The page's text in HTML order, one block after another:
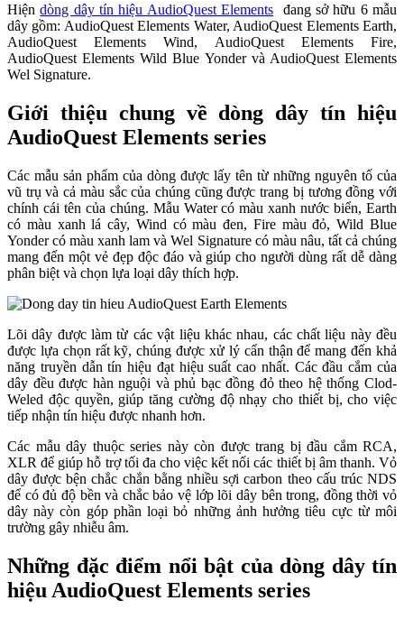
Hiệndòng dây tín hiệu AudioQuest Elements đang sở hữu 6 mẫu
dây gồm: AudioQuest Elements Water, AudioQuest Elements Earth,
AudioQuest Elements Wind, AudioQuest Elements Fire,
AudioQuest Elements Wild Blue Yonder và AudioQuest Elements
Wel Signature.
Giới thiệu chung về dòng dây tín hiệu
AudioQuest Elements series
Các mẫu sản phẩm của dòng được lấy tên từ những nguyên tố của
vũ trụ và cả màu sắc của chúng cũng được trang bị tương đồng với
chính cái tên của chúng. Mẫu Water có màu xanh nước biển, Earth
có màu xanh lá cây, Wind có màu đen, Fire màu đỏ, Wild Blue
Yonder có màu xanh lam và Wel Signature có màu nâu, tất cả chúng
mang đến một vẻ đẹp độc đáo và giúp cho người dùng rất dễ dàng
phân biệt và chọn lựa loại dây thích hợp.
Lõi dây được làm từ các vật liệu khác nhau, các chất liệu này đều
được lựa chọn rất kỹ, chúng được xử lý cẩn thận để mang đến khả
năng truyền dẫn tín hiệu đạt hiệu suất cao nhất. Các đầu cắm của
dây đều được hàn nguội và phủ bạc đồng đỏ theo hệ thống Clod-
Weled độc quyền, giúp tăng cường độ nhạy cho thiết bị, cho việc
tiếp nhận tín hiệu được nhanh hơn.
Các mẫu dây thuộc series này còn được trang bị đầu cắm RCA,
XLR để giúp hỗ trợ tối đa cho việc kết nối các thiết bị âm thanh. Vỏ
dây được bện chắc chắn bằng nhiều sợi carbon theo cấu trúc NDS
để có đủ độ bền và chắc bảo vệ lớp lõi dây bên trong, đồng thời vỏ
dây này còn góp phần loại bỏ những ảnh hưởng tiêu cực từ môi
trường gây nhiễu âm.
Những đặc điểm nổi bật của dòng dây tín
hiệu AudioQuest Elements series